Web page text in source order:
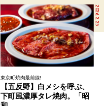
2026.3.25
東京町焼肉最前線!
【五反野】白メシを呼ぶ、
下町風濃厚タレ焼肉。「昭